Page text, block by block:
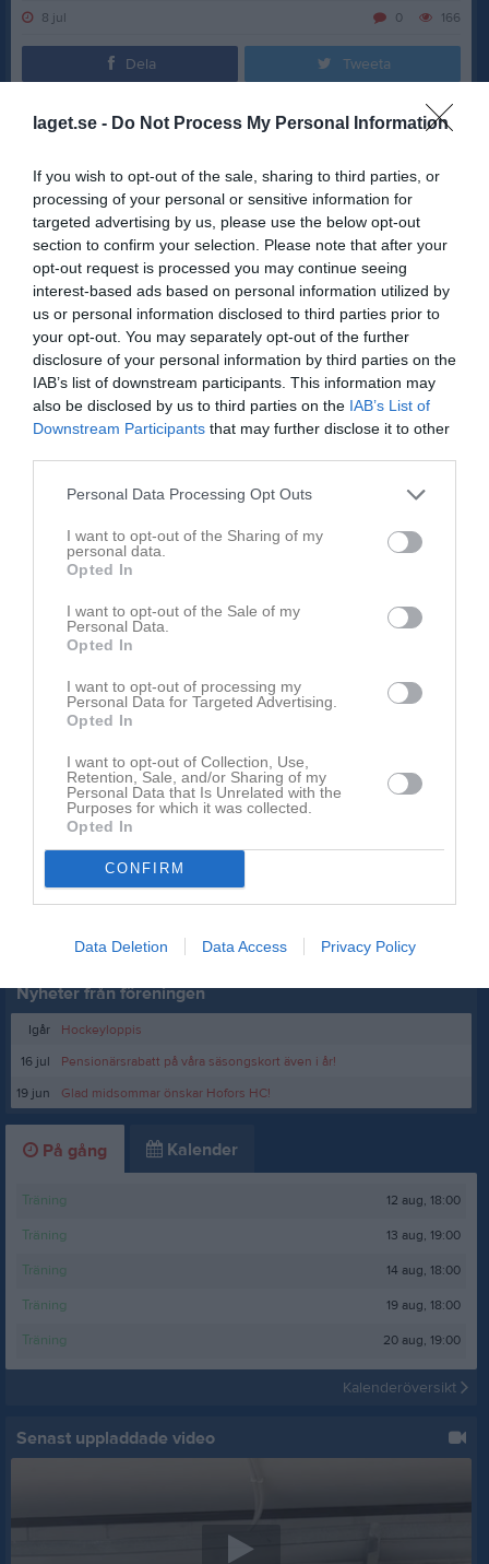
laget.se - Do Not Process My Personal Information
If you wish to opt-out of the sale, sharing to third parties, or
processing of your personal or sensitive information for
targeted advertising by us, please use the below opt-out
section to confirm your selection. Please note that after your
opt-out request is processed you may continue seeing
interest-based ads based on personal information utilized by
us or personal information disclosed to third parties prior to
your opt-out. You may separately opt-out of the further
disclosure of your personal information by third parties on the
IAB’s list of downstream participants. This information may
also be disclosed by us to third parties on the IAB’s List of
Downstream Participants that may further disclose it to other
Personal Data Processing Opt Outs
I want to opt-out of the Sharing of my
personal data.
Opted In
I want to opt-out of the Sale of my
Personal Data.
Opted In
I want to opt-out of processing my
Personal Data for Targeted Advertising.
Opted In
I want to opt-out of Collection, Use,
Retention, Sale, and/or Sharing of my
Personal Data that Is Unrelated with the
Purposes for which it was collected.
Opted In
CONFIRM
Data Deletion Data Access Privacy Policy
8 jul 166
0
Dela Tweeta
Onsdagsbomb!
- Isak Andersson
En egen produkt som jobbar hårt varje dag för att utvecklas.
Speciellt under den stundande sommarfysen då han har tredje
bäst närvaro i laget, vilket visar på en extrem vilja. Vi ser fram
emot att se vilka steg Isak kan ta även på isen denna säsong.
Det är tuff konkurrens men han viker sig inte för uppgiften.
Varmt välkommen in i Truppbygget 26/27, Isak!
Fortsatt trevlig vecka såhär i semestertider!☀️🏖️🍾
Mikael Svensson
17 jul
Kommentera
Du måste logga in för att kommentera
Logga in
Nyheter från föreningen
Igår
Hockeyloppis
16 jul
Pensionärsrabatt på våra säsongskort även i år!
19 jun
Glad midsommar önskar Hofors HC!
På gång Kalender
Träning 12 aug, 18:00
Träning 13 aug, 19:00
Träning 14 aug, 18:00
Träning 19 aug, 18:00
Träning 20 aug, 19:00
Kalenderöversikt
Senast uppladdade video